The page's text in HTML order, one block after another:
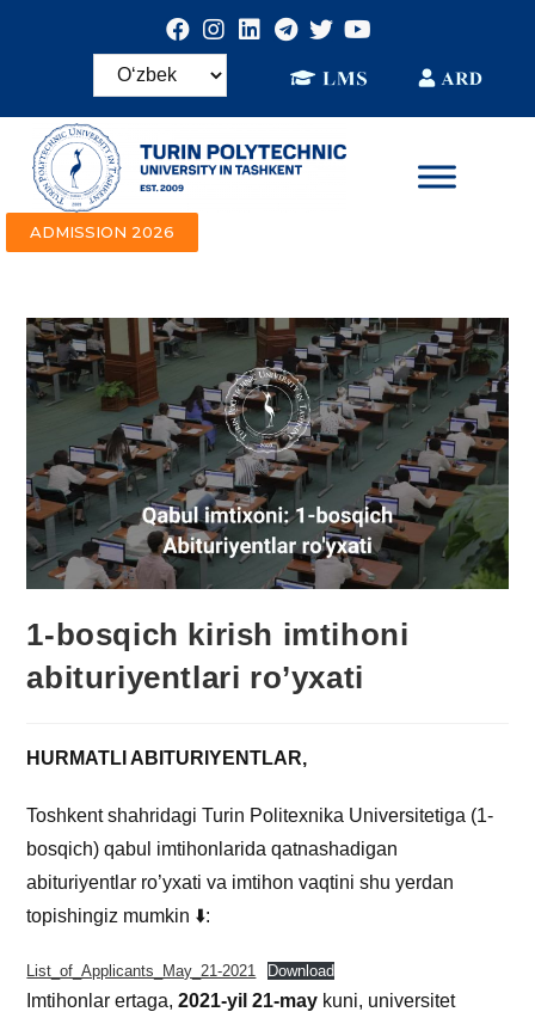
ADMISSION 2026
1-bosqich kirish imtihoni
abituriyentlari ro’yxati
HURMATLI ABITURIYENTLAR,
Toshkent shahridagi Turin Politexnika Universitetiga (1-
bosqich) qabul imtihonlarida qatnashadigan
abituriyentlar ro’yxati va imtihon vaqtini shu yerdan
topishingiz mumkin ⬇️:
List_of_Applicants_May_21-2021 Download
Imtihonlar ertaga,2021-yil 21-may kuni, universitet